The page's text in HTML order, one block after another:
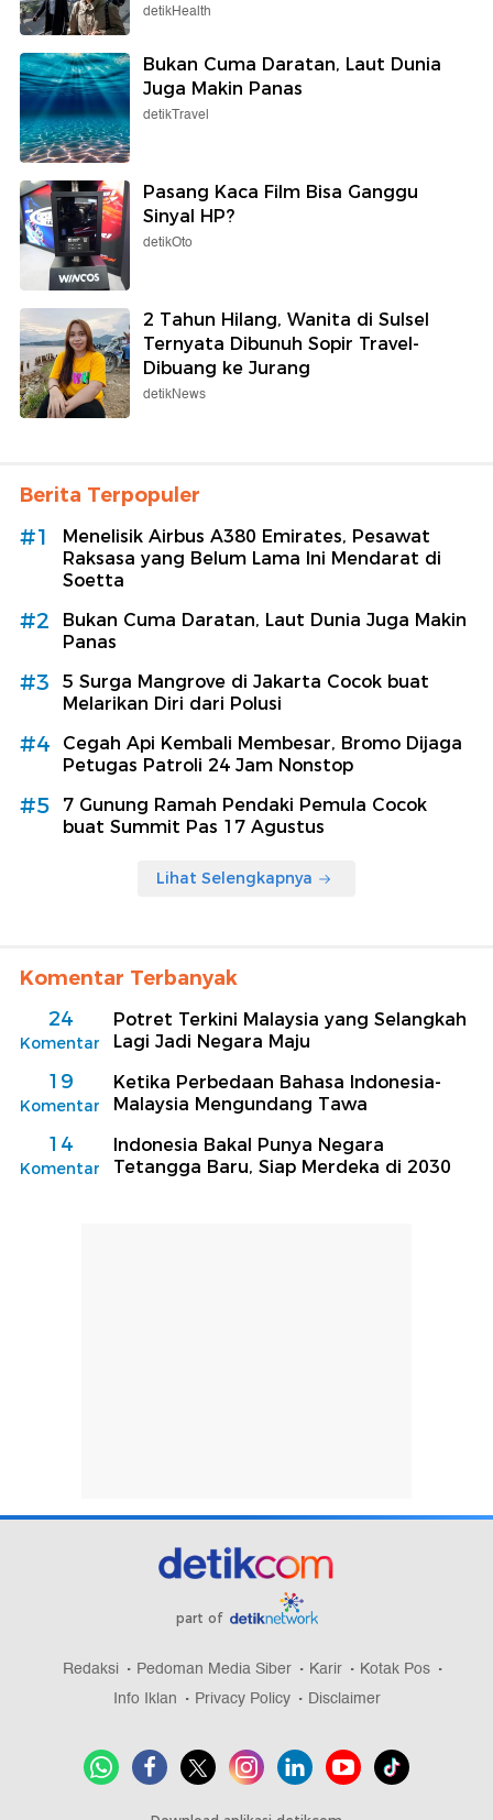
detikHealth
Bukan Cuma Daratan, Laut Dunia
Juga Makin Panas
detikTravel
Pasang Kaca Film Bisa Ganggu
Sinyal HP?
detikOto
2 Tahun Hilang, Wanita di Sulsel
Ternyata Dibunuh Sopir Travel-
Dibuang ke Jurang
detikNews
Berita Terpopuler
#1
Menelisik Airbus A380 Emirates, Pesawat
Raksasa yang Belum Lama Ini Mendarat di
Soetta
#2
Bukan Cuma Daratan, Laut Dunia Juga Makin
Panas
#3
5 Surga Mangrove di Jakarta Cocok buat
Melarikan Diri dari Polusi
#4
Cegah Api Kembali Membesar, Bromo Dijaga
Petugas Patroli 24 Jam Nonstop
#5
7 Gunung Ramah Pendaki Pemula Cocok
buat Summit Pas 17 Agustus
Lihat Selengkapnya
Komentar Terbanyak
24
Komentar
Potret Terkini Malaysia yang Selangkah
Lagi Jadi Negara Maju
19
Komentar
Ketika Perbedaan Bahasa Indonesia-
Malaysia Mengundang Tawa
14
Komentar
Indonesia Bakal Punya Negara
Tetangga Baru, Siap Merdeka di 2030
part of
Redaksi Pedoman Media Siber Karir
Kotak Pos
Info Iklan
Privacy Policy Disclaimer